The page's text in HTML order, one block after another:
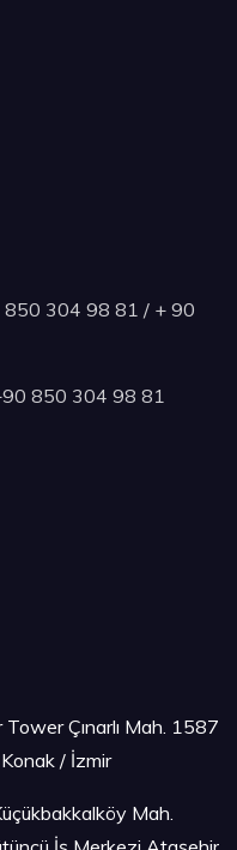
304 98 81 / + 90
850 304 98 81
Çınarlı Mah. 1587
/ İzmir
Mah.